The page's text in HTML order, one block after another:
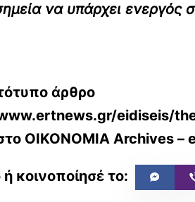
να υπάρχει ενεργός
άρθρο
eidiseis/
ΟΙΚΟΝΟΜΙΑ Archives –